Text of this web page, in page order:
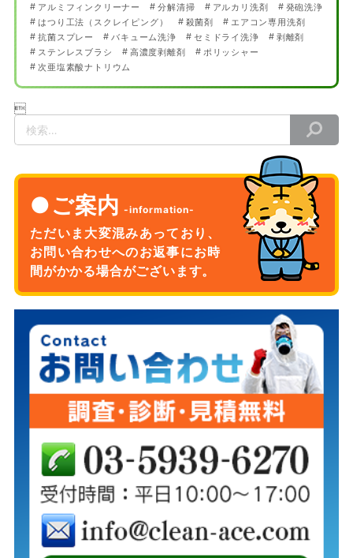
アルミフィンクリーナー
分解清掃 アルカリ洗剤
発砲洗浄
はつり工法（スクレイピング）
殺菌剤
エアコン専用洗剤
抗菌スプレー
バキューム洗浄 セミドライ洗浄
剥離剤
ステンレスブラシ
高濃度剥離剤
ポリッシャー
次亜塩素酸ナトリウム

検
ご案内
ただいま大変混みあっており、
お問い合わせへのお返事にお時
間がかかる場合がございます。